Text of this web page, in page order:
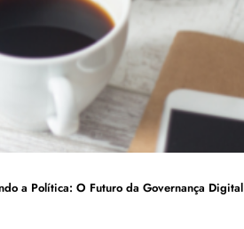
a Política: O Futuro da Governança Digital